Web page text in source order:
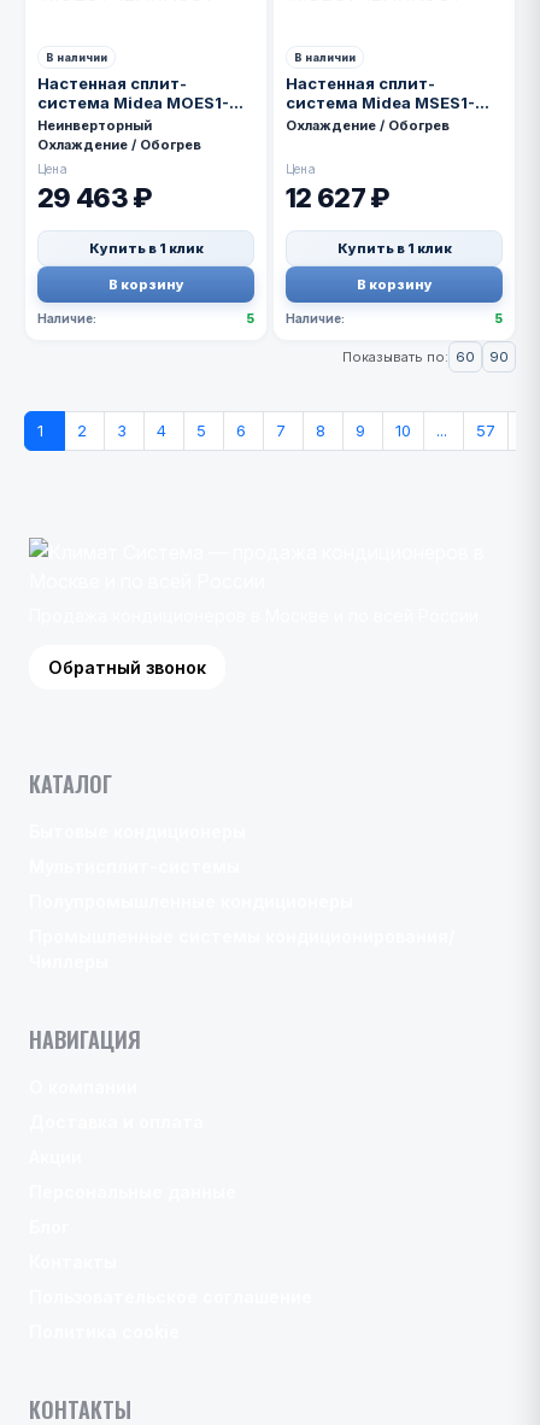
В наличии
Настенная сплит-
система Midea MOES1-
12HRN8G1
Неинверторный
Охлаждение / Обогрев
Цена
29 463 ₽
Купить в 1 клик
В корзину
Наличие: 5
В наличии
Настенная сплит-
система Midea MSES1-
12HRN8G1
Охлаждение / Обогрев
Цена
12 627 ₽
Купить в 1 клик
В корзину
Наличие: 5
Показывать по: 60 90
1 2 3 4 5 6 7 8 9 10 ... 57
Обратный звонок
КАТАЛОГ
НАВИГАЦИЯ
КОНТАКТЫ